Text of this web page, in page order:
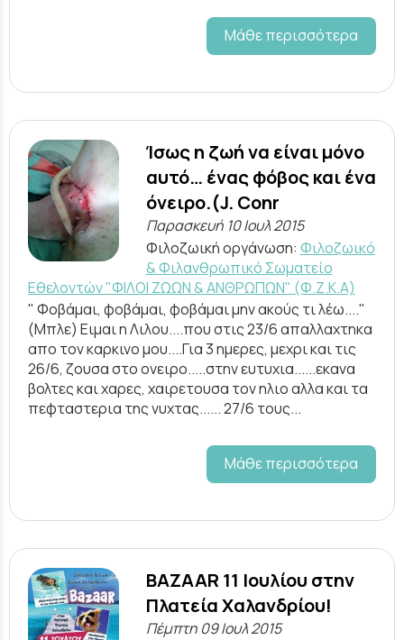
Μάθε περισσότερα
Ίσως η ζωή να είναι μόνο
αυτό… ένας φόβος και ένα
όνειρο.(J. Conr
Παρασκευή 10 Ιουλ 2015
Φιλοζωική οργάνωση: Φιλοζωικό
& Φιλανθρωπικό Σωματείο
Εθελοντών "ΦΙΛΟΙ ΖΩΩΝ & ΑΝΘΡΩΠΩΝ" (Φ.Ζ.Κ.Α)
" Φοβάμαι, φοβάμαι, φοβάμαι μην ακούς τι λέω...."
(Μπλε) Ειμαι η Λιλου....που στις 23/6 απαλλαχτηκα
απο τον καρκινο μου....Για 3 ημερες, μεχρι και τις
26/6, ζουσα στο ονειρο.....στην ευτυχια......εκανα
βολτες και χαρες, χαιρετουσα τον ηλιο αλλα και τα
πεφταστερια της νυχτας...... 27/6 τους...
Μάθε περισσότερα
BAZAAR 11 Ιουλίου στην
Πλατεία Χαλανδρίου!
Πέμπτη 09 Ιουλ 2015